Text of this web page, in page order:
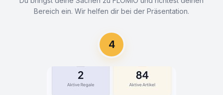
Bereich ein. Wir helfen dir bei der Präsentation.
4